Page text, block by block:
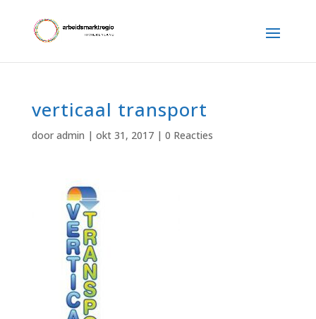
verticaal transport
door admin | okt 31, 2017| 0 Reacties